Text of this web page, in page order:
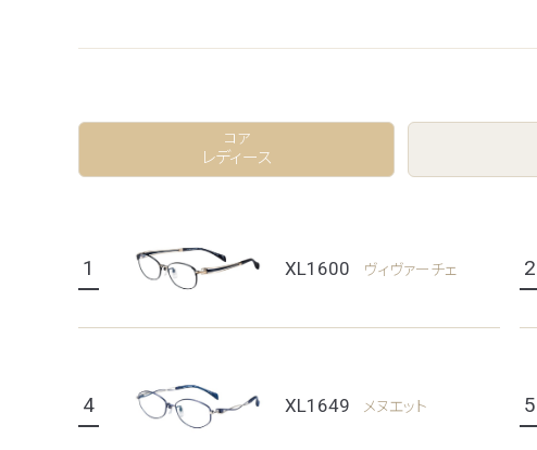
コア
レディース
1 XL1600 ヴィヴァーチェ 2
4 XL1649 メヌエット 5